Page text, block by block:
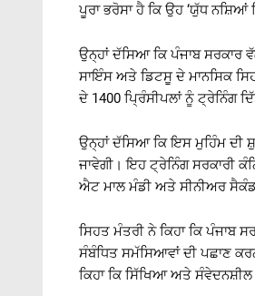
ਪੂਰਾ ਭਰੋਸਾ ਹੈ ਕਿ ਉਹ ‘ਯੁੱਧ
ਉਨ੍ਹਾਂ ਦੱਸਿਆ ਕਿ ਪੰਜਾਬ
ਸਾਇੰਸ ਅਤੇ ਡਿਟਸੂ ਦੇ ਮਾਨਸਿਕ
ਦੇ 1400 ਪ੍ਰਿੰਸੀਪਲਾਂ ਨੂੰ ਟ੍ਰੇਨਿੰਗ
ਉਨ੍ਹਾਂ ਦੱਸਿਆ ਕਿ ਇਸ ਮੁਹਿੰਮ ਦੀ
ਜਾਵੇਗੀ। ਇਹ ਟ੍ਰੇਨਿੰਗ ਸਰਕਾਰੀ
ਐਟ ਮਾਲ ਮੰਡੀ ਅਤੇ ਸੀਨੀਅਰ
ਸਿਹਤ ਮੰਤਰੀ ਨੇ ਕਿਹਾ ਕਿ ਪੰਜਾਬ
ਸੰਬੰਧਿਤ ਸਮੱਸਿਆਵਾਂ ਦੀ ਪਛਾਣ
ਕਿਹਾ ਕਿ ਸਿੱਖਿਆ ਅਤੇ